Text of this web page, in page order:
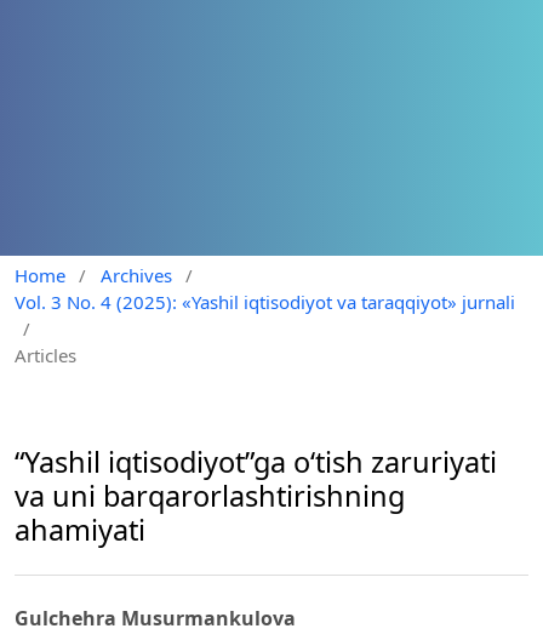
Home / Archives /
Vol. 3 No. 4 (2025): «Yashil iqtisodiyot va taraqqiyot» jurnali
/
Articles
“Yashil iqtisodiyot”ga o‘tish zaruriyati
va uni barqarorlashtirishning
ahamiyati
Gulchehra Musurmankulova